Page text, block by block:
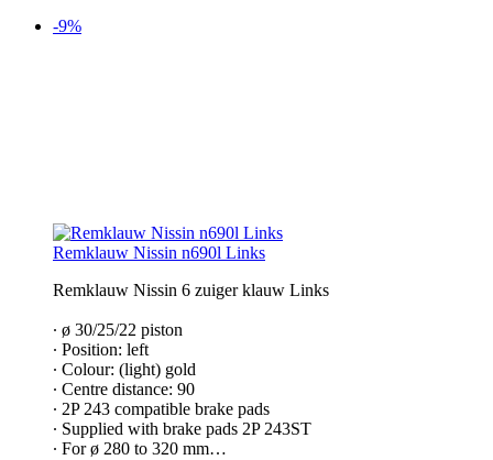
-9%
Remklauw Nissin n690l Links
Remklauw Nissin 6 zuiger klauw Links
∙ ø 30/25/22 piston
∙ Position: left
∙ Colour: (light) gold
∙ Centre distance: 90
∙ 2P 243 compatible brake pads
∙ Supplied with brake pads 2P 243ST
∙ For ø 280 to 320 mm…